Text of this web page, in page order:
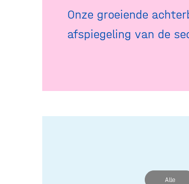
Onze groeiende
afspiegeling van de
Alle